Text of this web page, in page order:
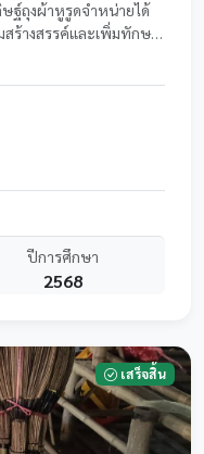
ฐ์ถุงผ้าหูรูดจำหน่ายได้
น 1.2.4 เพื่อ
ปีการศึกษา
2568
เสร็จสิ้น